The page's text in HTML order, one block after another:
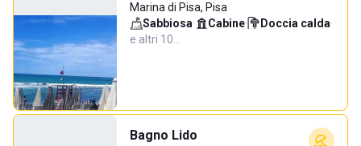
Marina di Pisa, Pisa
Sabbiosa· Cabine· Doccia calda·
e altri 10…
Bagno Lido